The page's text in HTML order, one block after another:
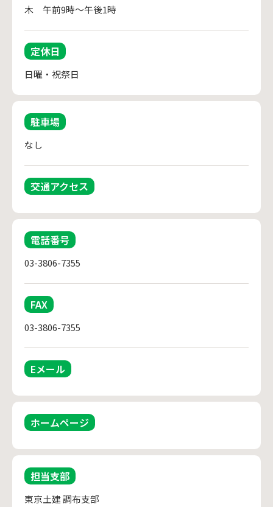
定休日
日曜・祝祭日
駐車場
なし
交通アクセス
電話番号
03-3806-7355
FAX
03-3806-7355
Eメール
ホームページ
担当支部
東京土建 調布支部